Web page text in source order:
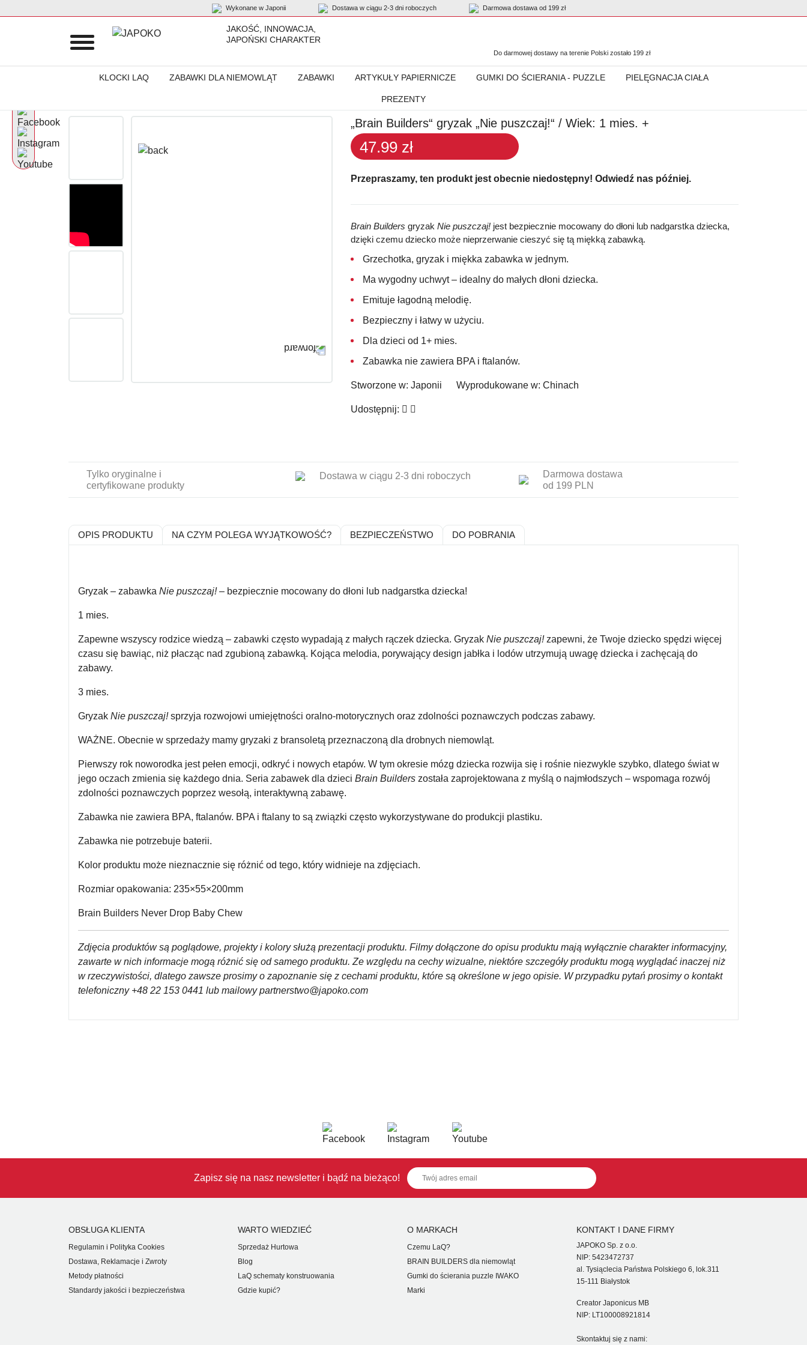
Wykonane w Japonii Dostawa w ciągu 2-3 dni roboczych Darmowa dostawa od 199 zł
JAKOŚĆ, INNOWACJA,
JAPOŃSKI CHARAKTER
Do darmowej dostawy na terenie Polski zostało 199 zł
KLOCKI LAQ ZABAWKI DLA NIEMOWLĄT ZABAWKI ARTYKUŁY PAPIERNICZE GUMKI DO ŚCIERANIA - PUZZLE PIELĘGNACJA CIAŁA
PREZENTY
„Brain Builders“ gryzak „Nie puszczaj!“ / Wiek: 1 mies. +
47.99 zł
Przepraszamy, ten produkt jest obecnie niedostępny! Odwiedź nas później.
Brain Builders gryzak Nie puszczaj! jest bezpiecznie mocowany do dłoni lub nadgarstka dziecka,
dzięki czemu dziecko może nieprzerwanie cieszyć się tą miękką zabawką.
Grzechotka, gryzak i miękka zabawka w jednym.
Ma wygodny uchwyt – idealny do małych dłoni dziecka.
Emituje łagodną melodię.
Bezpieczny i łatwy w użyciu.
Dla dzieci od 1+ mies.
Zabawka nie zawiera BPA i ftalanów.
Stworzone w: Japonii Wyprodukowane w: Chinach
Udostępnij:
Tylko oryginalne i
certyfikowane produkty
Dostawa w ciągu 2-3 dni roboczych
Darmowa dostawa
od 199 PLN
OPIS PRODUKTU NA CZYM POLEGA WYJĄTKOWOŚĆ? BEZPIECZEŃSTWO DO POBRANIA
Gryzak – zabawka Nie puszczaj!– bezpiecznie mocowany do dłoni lub nadgarstka dziecka!
1 mies.
Zapewne wszyscy rodzice wiedzą – zabawki często wypadają z małych rączek dziecka. Gryzak Nie puszczaj!zapewni, że Twoje dziecko spędzi więcej
czasu się bawiąc, niż płacząc nad zgubioną zabawką. Kojąca melodia, porywający design jabłka i lodów utrzymują uwagę dziecka i zachęcają do
zabawy.
3 mies.
Gryzak Nie puszczaj!sprzyja rozwojowi umiejętności oralno-motorycznych oraz zdolności poznawczych podczas zabawy.
WAŻNE. Obecnie w sprzedaży mamy gryzaki z bransoletą przeznaczoną dla drobnych niemowląt.
Pierwszy rok noworodka jest pełen emocji, odkryć i nowych etapów. W tym okresie mózg dziecka rozwija się i rośnie niezwykle szybko, dlatego świat w
jego oczach zmienia się każdego dnia. Seria zabawek dla dzieci Brain Builders została zaprojektowana z myślą o najmłodszych – wspomaga rozwój
zdolności poznawczych poprzez wesołą, interaktywną zabawę.
Zabawka nie zawiera BPA, ftalanów. BPA i ftalany to są związki często wykorzystywane do produkcji plastiku.
Zabawka nie potrzebuje baterii.
Kolor produktu może nieznacznie się różnić od tego, który widnieje na zdjęciach.
Rozmiar opakowania: 235×55×200mm
Brain Builders Never Drop Baby Chew
Zdjęcia produktów są poglądowe, projekty i kolory służą prezentacji produktu. Filmy dołączone do opisu produktu mają wyłącznie charakter informacyjny,
zawarte w nich informacje mogą różnić się od samego produktu. Ze względu na cechy wizualne, niektóre szczegóły produktu mogą wyglądać inaczej niż
w rzeczywistości, dlatego zawsze prosimy o zapoznanie się z cechami produktu, które są określone w jego opisie. W przypadku pytań prosimy o kontakt
telefoniczny +48 22 153 0441 lub mailowy partnerstwo@japoko.com
Zapisz się na nasz newsletter i bądź na bieżąco!
OBSŁUGA KLIENTA
Regulamin i Polityka Cookies
Dostawa, Reklamacje i Zwroty
Metody płatności
Standardy jakości i bezpieczeństwa
WARTO WIEDZIEĆ
Sprzedaż Hurtowa
Blog
LaQ schematy konstruowania
Gdzie kupić?
O MARKACH
Czemu LaQ?
BRAIN BUILDERS dla niemowląt
Gumki do ścierania puzzle IWAKO
Marki
KONTAKT I DANE FIRMY
JAPOKO Sp. z o.o.
NIP: 5423472737
al. Tysiąclecia Państwa Polskiego 6, lok.311
15-111 Białystok
Creator Japonicus MB
NIP: LT100008921814
Skontaktuj się z nami: